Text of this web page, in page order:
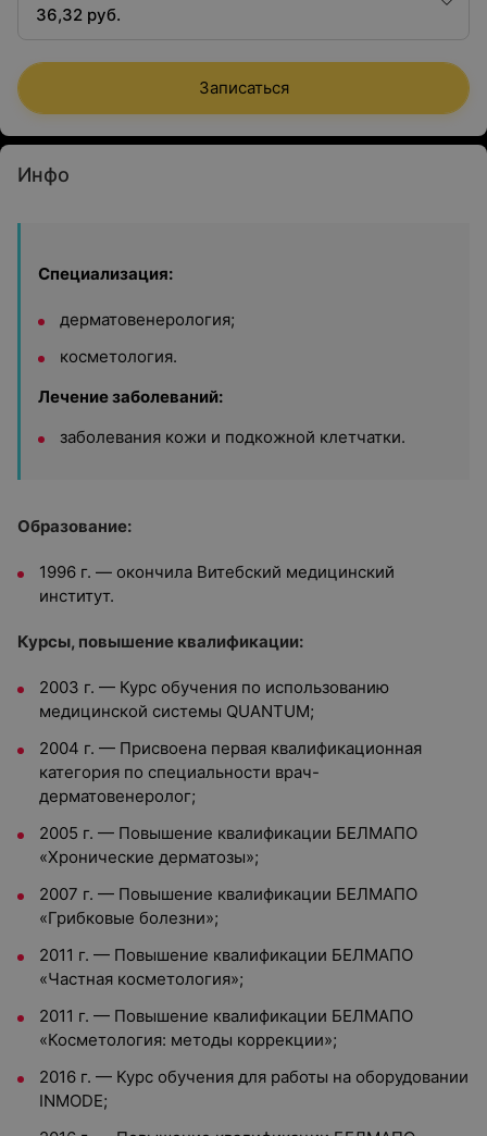
категории
36,32 руб.
Записаться
Инфо
Специализация:
дерматовенерология;
косметология.
Лечение заболеваний:
заболевания кожи и подкожной клетчатки.
Образование:
1996 г. — окончила Витебский медицинский
институт.
Курсы, повышение квалификации:
2003 г. — Курс обучения по использованию
медицинской системы QUANTUM;
2004 г. — Присвоена первая квалификационная
категория по специальности врач-
дерматовенеролог;
2005 г. — Повышение квалификации БЕЛМАПО
«Хронические дерматозы»;
2007 г. — Повышение квалификации БЕЛМАПО
«Грибковые болезни»;
2011 г. — Повышение квалификации БЕЛМАПО
«Частная косметология»;
2011 г. — Повышение квалификации БЕЛМАПО
«Косметология: методы коррекции»;
2016 г. — Курс обучения для работы на оборудовании
INMODE;